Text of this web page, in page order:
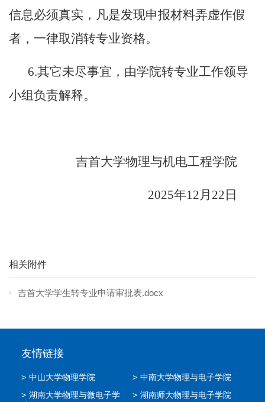
信息必须真实，凡是发现申报材料弄虚作假
者，一律取消转专业资格。
6.其它未尽事宜，由学院转专业工作领导
小组负责解释。
吉首大学物理与机电工程学院
2025年12月22日
相关附件
吉首大学学生转专业申请审批表.docx
友情链接
> 中山大学物理学院 > 中南大学物理与电子学院
> 湖南大学物理与微电子学
> 湖南师大物理与电子学院